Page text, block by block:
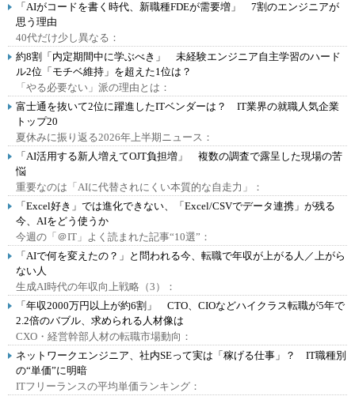
「AIがコードを書く時代、新職種FDEが需要増」 7割のエンジニアが
思う理由
40代だけ少し異なる：
約8割「内定期間中に学ぶべき」 未経験エンジニア自主学習のハード
ル2位「モチベ維持」を超えた1位は？
「やる必要ない」派の理由とは：
富士通を抜いて2位に躍進したITベンダーは？ IT業界の就職人気企業
トップ20
夏休みに振り返る2026年上半期ニュース：
「AI活用する新人増えてOJT負担増」 複数の調査で露呈した現場の苦
悩
重要なのは「AIに代替されにくい本質的な自走力」：
「Excel好き」では進化できない、「Excel/CSVでデータ連携」が残る
今、AIをどう使うか
今週の「＠IT」よく読まれた記事“10選”：
「AIで何を変えたの？」と問われる今、転職で年収が上がる人／上がら
ない人
生成AI時代の年収向上戦略（3）：
「年収2000万円以上が約6割」 CTO、CIOなどハイクラス転職が5年で
2.2倍のバブル、求められる人材像は
CXO・経営幹部人材の転職市場動向：
ネットワークエンジニア、社内SEって実は「稼げる仕事」？ IT職種別
の“単価”に明暗
ITフリーランスの平均単価ランキング：